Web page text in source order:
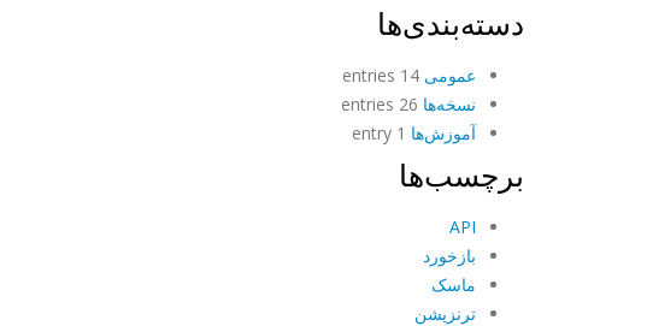
دسته‌بندی‌ها
عمومی
نسخه‌ها
آموزش‌ها
برچسب‌ها
API
بازخورد
ماسک
ترنزیشن